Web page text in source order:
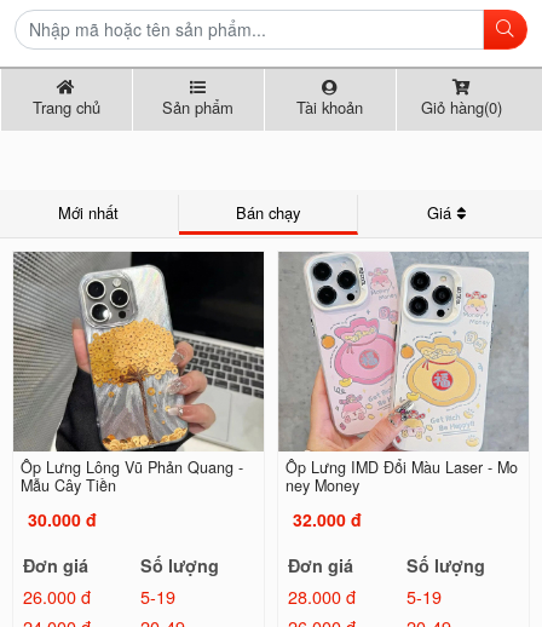
Trang chủ Sản phẩm Tài khoản Giỏ hàng(0)
Mới nhất Bán chạy Giá
Ốp Lưng Lông Vũ Phản Quang -
Mẫu Cây Tiền
30.000 đ
Đơn giá
Số lượng
26.000 đ
5-19
Ốp Lưng IMD Đổi Màu Laser - Mo
ney Money
32.000 đ
Đơn giá
Số lượng
28.000 đ
5-19